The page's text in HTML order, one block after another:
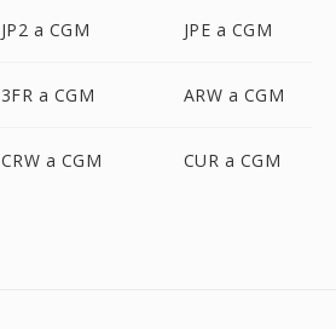
JP2 a CGM JPE a CGM
3FR a CGM ARW a CGM
CRW a CGM CUR a CGM